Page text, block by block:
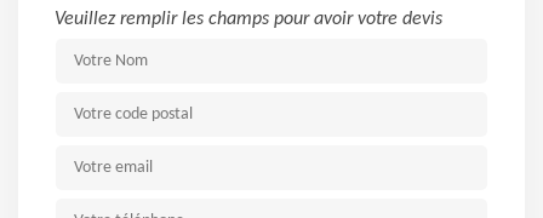
Veuillez remplir les champs pour avoir votre devis